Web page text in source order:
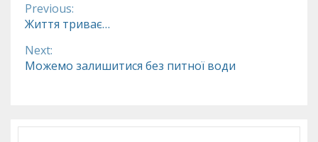
Continue
Reading
Previous:
Життя триває…
Next:
Можемо залишитися без питної води